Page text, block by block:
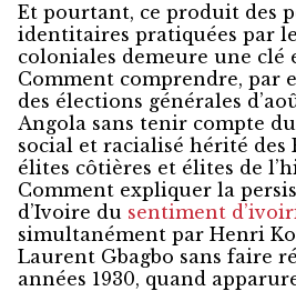
Et pourtant, ce produit des
identitaires pratiquées par
coloniales demeure une clé
Comment comprendre, par
des élections générales
Angola sans tenir compte
social et racialisé hérité des
élites côtières et élites de
Comment expliquer la
d’Ivoire du sentiment
simultanément par Henri
Laurent Gbagbo sans faire
années 1930, quand